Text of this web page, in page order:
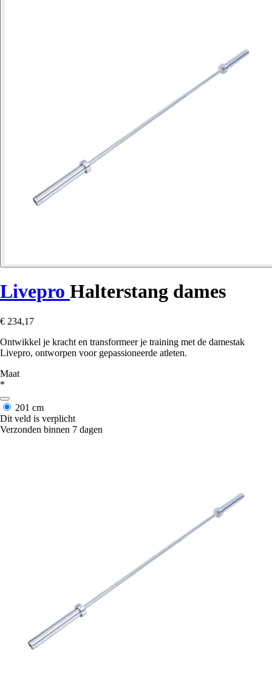
Livepro Halterstang dames
€ 234,17
Ontwikkel je kracht en transformeer je training met de damestak
Livepro, ontworpen voor gepassioneerde atleten.
Maat
*
201 cm
Dit veld is verplicht
Verzonden binnen 7 dagen